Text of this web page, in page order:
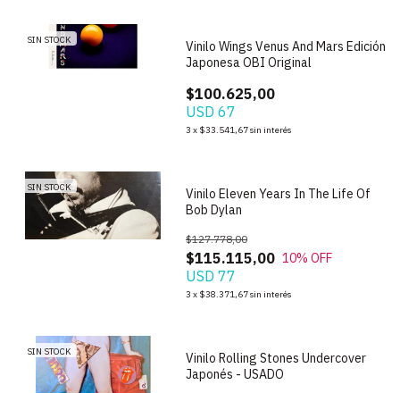
SIN STOCK
Vinilo Wings Venus And Mars Edición
Japonesa OBI Original
$100.625,00
USD 67
3 x $33.541,67sin interés
SIN STOCK
Vinilo Eleven Years In The Life Of
Bob Dylan
$115.115,00
$127.778,00
10% OFF
USD 77
3 x $38.371,67sin interés
SIN STOCK
Vinilo Rolling Stones Undercover
Japonés - USADO